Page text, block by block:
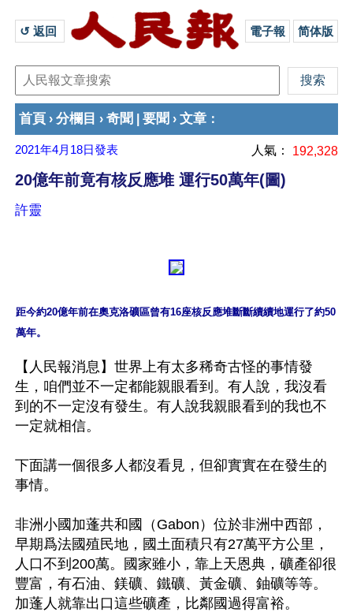
↺ 返回 電子報 简体版
首頁 › 分欄目 › 奇聞 要聞 › 文章 ：
2021年4月18日發表 人氣： 192,328
20億年前竟有核反應堆 運行50萬年(圖)
許靈
距今約20億年前在奧克洛礦區曾有16座核反應堆斷斷續續地運行了約50
【人民報消息】世界上有太多稀奇古怪的事情發
生，咱們並不一定都能親眼看到。有人說，我沒看
到的不一定沒有發生。有人說我親眼看到的我也不
一定就相信。
下面講一個很多人都沒看見，但卻實實在在發生的
事情。
非洲小國加蓬共和國（Gabon）位於非洲中西部，
早期爲法國殖民地，國土面積只有27萬平方公里，
人口不到200萬。國家雖小，靠上天恩典，礦產卻很
豐富，有石油、鎂礦、鐵礦、黃金礦、鈾礦等等。
加蓬人就靠出口這些礦產，比鄰國過得富裕。